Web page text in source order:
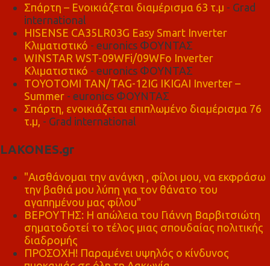
Σπάρτη – Ενοικιάζεται διαμέρισμα 63 τ.μ - Grad
international
HISENSE CA35LR03G Easy Smart Inverter
Κλιματιστικό - euronics ΦΟΥΝΤΑΣ
WINSTAR WST-09WFi/09WFo Inverter
Κλιματιστικό - euronics ΦΟΥΝΤΑΣ
TOYOTOMI TAN/TAG-12IG IKIGAI Inverter –
Summer - euronics ΦΟΥΝΤΑΣ
Σπάρτη, ενοικιάζεται επιπλωμένο διαμέρισμα 76
τ.μ, - Grad international
LAKONES.gr
"Αισθάνομαι την ανάγκη , φίλοι μου, να εκφράσω
την βαθιά μου λύπη για τον θάνατο του
αγαπημένου μας φίλου"
ΒΕΡΟΥΤΗΣ: Η απώλεια του Γιάννη Βαρβιτσιώτη
σηματοδοτεί το τέλος μιας σπουδαίας πολιτικής
διαδρομής
ΠΡΟΣΟΧΗ! Παραμένει υψηλός ο κίνδυνος